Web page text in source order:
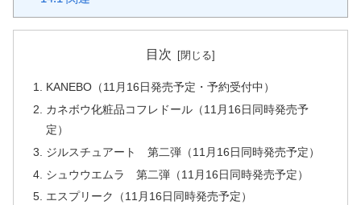
目次
KANEBO（11月16日発売予定・予約受付中）
カネボウ化粧品コフレドール（11月16日同時発売予
定）
ジルスチュアート 第二弾（11月16日同時発売予定）
シュウウエムラ 第二弾（11月16日同時発売予定）
エスプリーク（11月16日同時発売予定）